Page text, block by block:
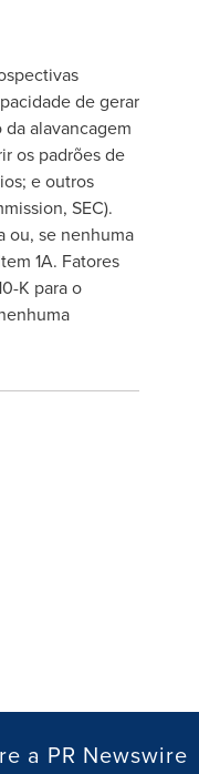
de gerar
alavancagem
os padrões de
e outros
SEC).
ou, se nenhuma
1A. Fatores
K para o
a PR Newswire